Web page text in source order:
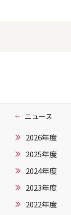
ニュース
2026年度
2025年度
2024年度
2023年度
2022年度